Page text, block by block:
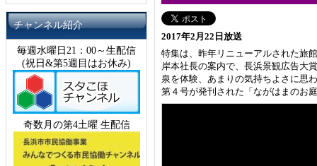
チャンネル紹介
毎週水曜日21：00～生配信
(祝日&第5週目はお休み)
奇数月の第4土曜 生配信
2017年2月22日放送
特集は、昨年リニューアルされた旅
岸本社長の案内で、長浜景観広告大
泉を体験、あまりの気持ちよさに思
第４号が発刊された「ながはまのお